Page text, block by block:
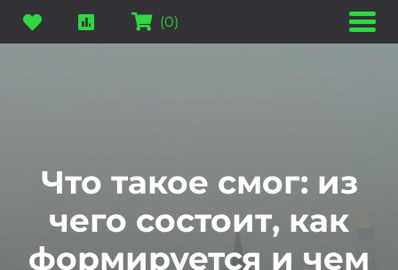
(0)
Что такое смог: из
чего состоит, как
формируется и чем